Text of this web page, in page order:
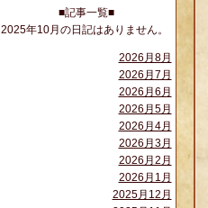
■記事一覧■
2025年10月の日記はありません。
2026月8月
2026月7月
2026月6月
2026月5月
2026月4月
2026月3月
2026月2月
2026月1月
2025月12月